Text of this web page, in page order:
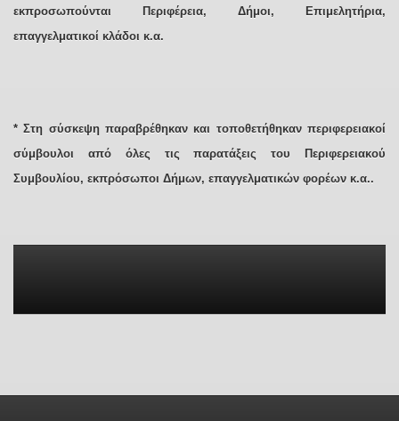
εκπροσωπούνται Περιφέρεια, Δήμοι, Επιμελητήρια,
επαγγελματικοί κλάδοι κ.α.
* Στη σύσκεψη παραβρέθηκαν και τοποθετήθηκαν περιφερειακοί
σύμβουλοι από όλες τις παρατάξεις του Περιφερειακού
Συμβουλίου, εκπρόσωποι Δήμων, επαγγελματικών φορέων κ.α..